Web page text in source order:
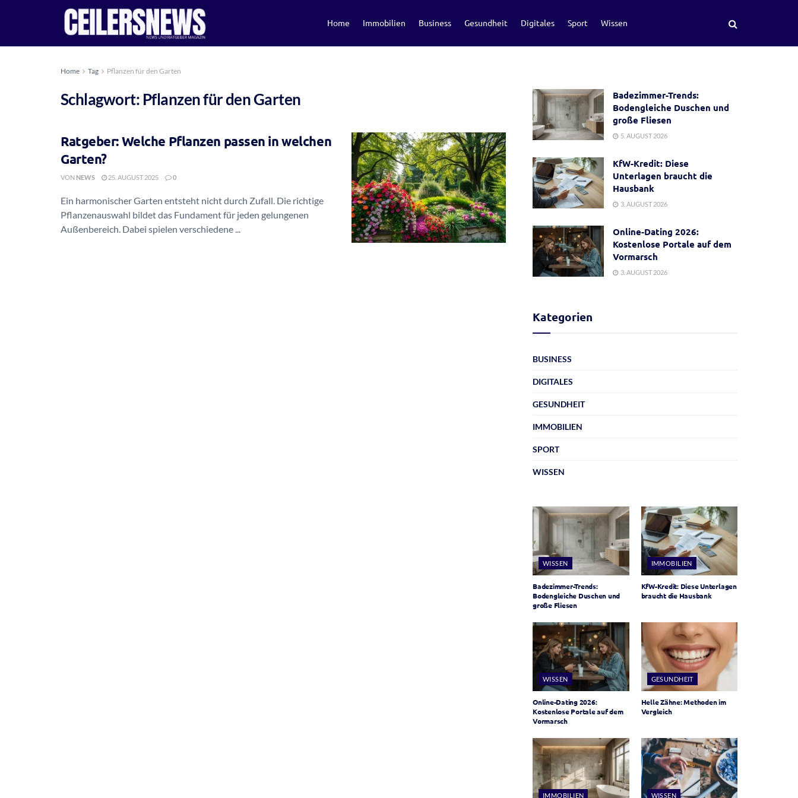
Home Immobilien Business Gesundheit Digitales Sport Wissen
Home Tag Pflanzen für den Garten
Schlagwort: Pflanzen für den Garten
Ratgeber: Welche Pflanzen passen in welchen
Garten?
VON NEWS 25. AUGUST 2025 0
Ein harmonischer Garten entsteht nicht durch Zufall. Die richtige
Pflanzenauswahl bildet das Fundament für jeden gelungenen
Außenbereich. Dabei spielen verschiedene ...
Badezimmer-Trends:
Bodengleiche Duschen und
große Fliesen
5. AUGUST 2026
KfW-Kredit: Diese
Unterlagen braucht die
Hausbank
3. AUGUST 2026
Online-Dating 2026:
Kostenlose Portale auf dem
Vormarsch
3. AUGUST 2026
Kategorien
BUSINESS
DIGITALES
GESUNDHEIT
IMMOBILIEN
SPORT
WISSEN
WISSEN
Badezimmer-Trends:
Bodengleiche Duschen und
große Fliesen
IMMOBILIEN
KfW-Kredit: Diese Unterlagen
braucht die Hausbank
WISSEN
Online-Dating 2026:
Kostenlose Portale auf dem
Vormarsch
GESUNDHEIT
Helle Zähne: Methoden im
Vergleich
IMMOBILIEN WISSEN